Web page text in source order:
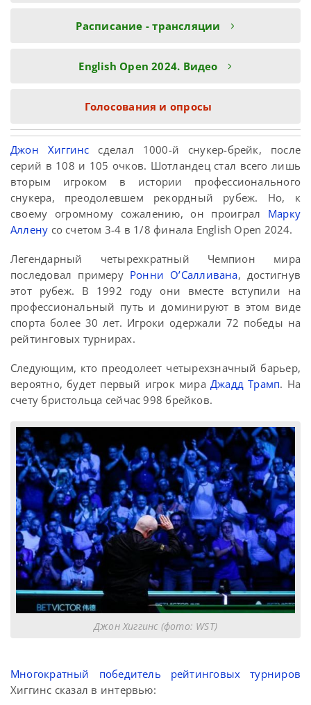
Расписание - трансляции
English Open 2024. Видео
Голосования и опросы
Джон Хиггинс сделал 1000-й снукер-брейк, после
серий в 108 и 105 очков. Шотландец стал всего лишь
вторым игроком в истории профессионального
снукера, преодолевшем рекордный рубеж. Но, к
своему огромному сожалению, он проиграл Марку
Аллену со счетом 3-4 в 1/8 финала English Open 2024.
Легендарный четырехкратный Чемпион мира
последовал примеру Ронни О’Салливана, достигнув
этот рубеж. В 1992 году они вместе вступили на
профессиональный путь и доминируют в этом виде
спорта более 30 лет. Игроки одержали 72 победы на
рейтинговых турнирах.
Следующим, кто преодолеет четырехзначный барьер,
вероятно, будет первый игрок мира Джадд Трамп. На
счету бристольца сейчас 998 брейков.
Джон Хиггинс (фото: WST)
Многократный победитель рейтинговых турниров
Хиггинс сказал в интервью: